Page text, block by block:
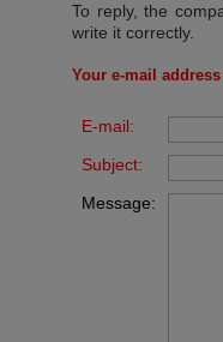
To reply, the
write it correctly.
Your e-mail
E-mail:
Subject:
Message: